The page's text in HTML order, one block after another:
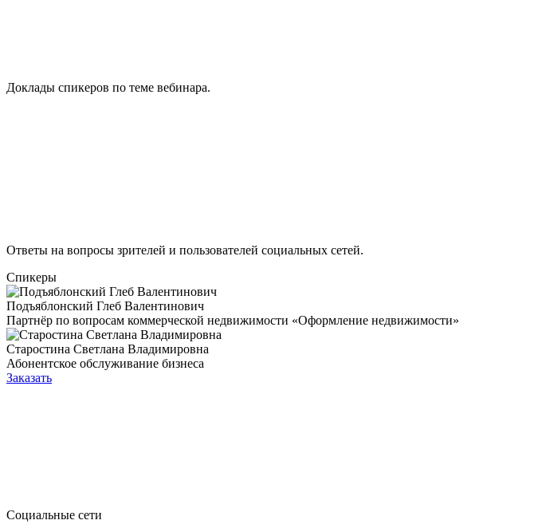
Доклады спикеров по теме вебинара.
Ответы на вопросы зрителей и пользователей социальных сетей.
Спикеры
Подъяблонский Глеб Валентинович
Партнёр по вопросам коммерческой недвижимости «Оформление недвижимости»
Старостина Светлана Владимировна
Абонентское обслуживание бизнеса
Заказать
Социальные сети